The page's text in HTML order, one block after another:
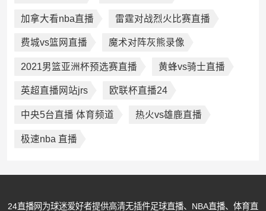
加拿大看nba直播 雷霆对战烈火比赛直播
费城vs篮网直播 魔术对阵灰熊录像
2021男篮亚洲杯预选赛直播 黄蜂vs骑士直播
英超直播网站jrs 欧联杯直播24
中央5台直播 体育频道 热火vs雄鹿直播
极速nba 直播
24直播网为球迷爱好者提供高清无插件足球直播、NBA直播、体育直